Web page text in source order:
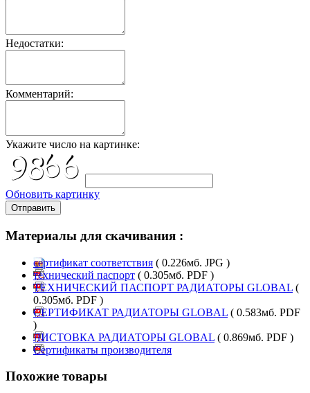
Недостатки:
Комментарий:
Укажите число на картинке:
Обновить картинку
Отправить
Материалы для скачивания :
сертификат соответствия ( 0.226мб. JPG )
технический паспорт ( 0.305мб. PDF )
ТЕХНИЧЕСКИЙ ПАСПОРТ РАДИАТОРЫ GLOBAL (
0.305мб. PDF )
СЕРТИФИКАТ РАДИАТОРЫ GLOBAL ( 0.583мб. PDF
)
ЛИСТОВКА РАДИАТОРЫ GLOBAL ( 0.869мб. PDF )
Сертификаты производителя
Похожие товары